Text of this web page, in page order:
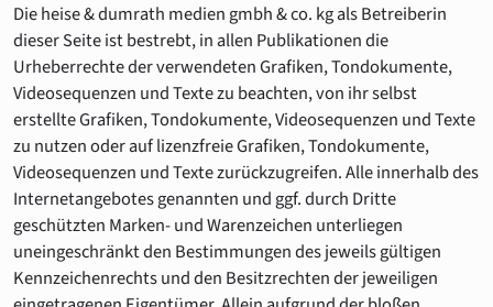
Die heise & dumrath medien gmbh & co. kg als Betreiberin
dieser Seite ist bestrebt, in allen Publikationen die
Urheberrechte der verwendeten Grafiken, Tondokumente,
Videosequenzen und Texte zu beachten, von ihr selbst
erstellte Grafiken, Tondokumente, Videosequenzen und Texte
zu nutzen oder auf lizenzfreie Grafiken, Tondokumente,
Videosequenzen und Texte zurückzugreifen. Alle innerhalb des
Internetangebotes genannten und ggf. durch Dritte
geschützten Marken- und Warenzeichen unterliegen
uneingeschränkt den Bestimmungen des jeweils gültigen
Kennzeichenrechts und den Besitzrechten der jeweiligen